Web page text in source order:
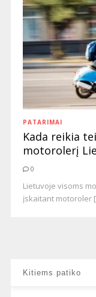
PATARIMAI
Kada reikia
motorolerį
0
Lietuvoje visoms
įskaitant motoroler
Kitiems patiko